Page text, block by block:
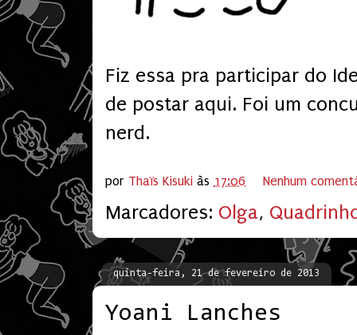
Fiz essa pra participar do
de postar aqui. Foi um
nerd.
por Thaïs Kisuki às 17:06 Nenhum
Marcadores: Olga,
quinta-feira, 21 de fevereiro de 2013
Yoani Lanches